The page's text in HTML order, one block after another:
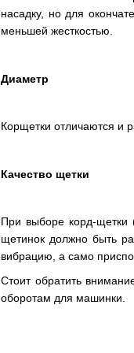
насадку, но для
меньшей жесткостью.
Диаметр
Корщетки отличаются и
Качество щетки
При выборе корд-щетки
щетинок должно быть
вибрацию, а само
Стоит обратить
оборотам для машинки.